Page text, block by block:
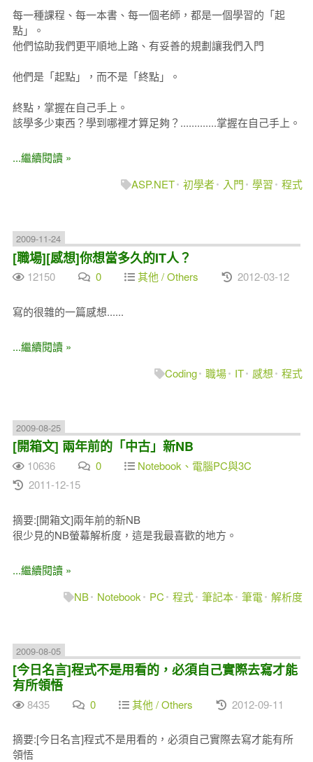
每一種課程、每一本書、每一個老師，都是一個學習的「起
點」。
他們協助我們更平順地上路、有妥善的規劃讓我們入門
他們是「起點」，而不是「終點」。
終點，掌握在自己手上。
該學多少東西？學到哪裡才算足夠？.............掌握在自己手上。
...繼續閱讀 »
ASP.NET 初學者 入門 學習 程式
2009-11-24
[職場][感想]你想當多久的IT人？
12150 0 其他 / Others 2012-03-12
寫的很雜的一篇感想......
...繼續閱讀 »
Coding 職場 IT 感想 程式
2009-08-25
[開箱文] 兩年前的「中古」新NB
10636 0
Notebook、電腦PC與3C
2011-12-15
摘要:[開箱文]兩年前的新NB
很少見的NB螢幕解析度，這是我最喜歡的地方。
...繼續閱讀 »
NB
Notebook PC 程式 筆記本 筆電 解析度
2009-08-05
[今日名言]程式不是用看的，必須自己實際去寫才能
有所領悟
8435 0 其他 / Others 2012-09-11
摘要:[今日名言]程式不是用看的，必須自己實際去寫才能有所
領悟